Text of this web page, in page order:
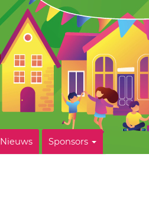
Nieuws Sponsors